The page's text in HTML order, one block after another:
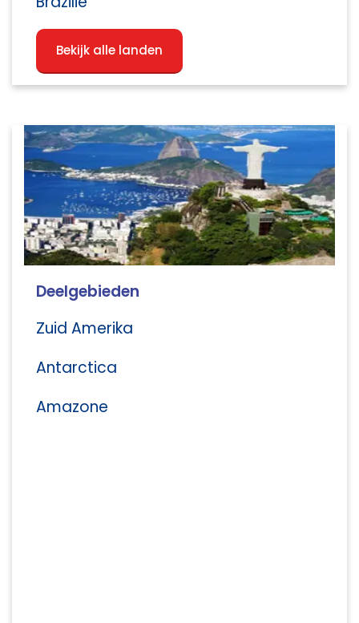
Bekijk alle landen
Deelgebieden
Zuid Amerika
Antarctica
Amazone